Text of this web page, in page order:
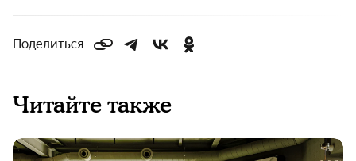
Поделиться
Читайте также